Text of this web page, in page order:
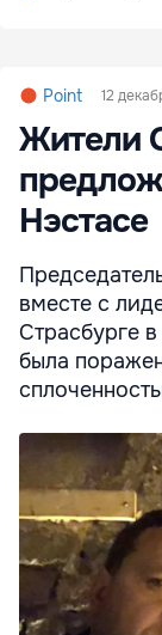
Point 12
Жители
Нэстасе
вместе с
Страсбурге
была